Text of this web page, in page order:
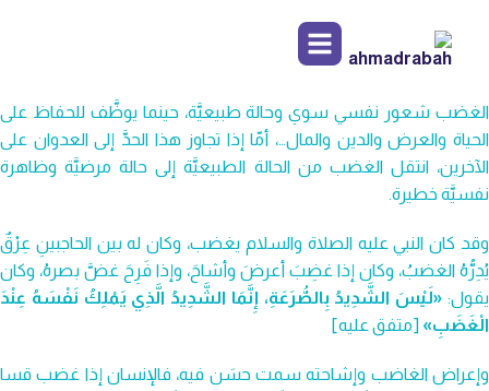
الغضب شعور نفسي سوي وحالة طبيعيَّة، حينما يوظَّف للحفاظ على
الحياة والعرض والدين والمال…، أمّا إذا تجاوز هذا الحدَّ إلى العدوان على
الآخرين، انتقل الغضب من الحالة الطبيعيَّة إلى حالة مرضيَّة وظاهرة
نفسيَّة خطيرة.
وقد كان النبي عليه الصلاة والسلام يغضب، وكان له بين الحاجبينِ عِرْقٌ
يُدِرُّهُ الغضبُ، وكان إذا غضِبَ أعرضَ وأشاحَ، وإذا فَرِحَ غضَّ بصرهُ، وكان
يقول: «لَيْسَ الشَّدِيدُ بِالصُّرَعَةِ، إِنَّمَا الشَّدِيدُ الَّذِي يَمْلِكُ نَفْسَهُ عِنْدَ
الْغَضَبِ» [متفق عليه]
وإعراض الغاضب وإشاحته سمت حسَن فيه، فالإنسان إذا غضب قسا